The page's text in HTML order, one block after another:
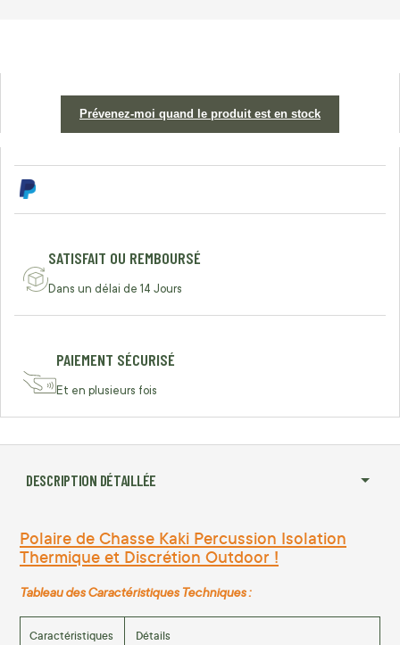
Prévenez-moi quand le produit est en stock
SATISFAIT OU REMBOURSÉ
Dans un délai de 14 Jours
PAIEMENT SÉCURISÉ
Et en plusieurs fois
DESCRIPTION DÉTAILLÉE
Polaire de Chasse Kaki Percussion Isolation
Thermique et Discrétion Outdoor !
Tableau des Caractéristiques Techniques :
Caractéristiques Détails